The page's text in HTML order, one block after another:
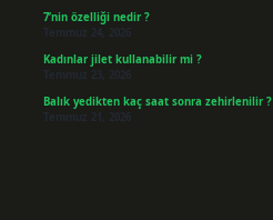
7’nin özelliği nedir ?
Temmuz 24, 2026
Kadınlar jilet kullanabilir mi ?
Temmuz 23, 2026
Balık yedikten kaç saat sonra zehirlenilir ?
Temmuz 21, 2026